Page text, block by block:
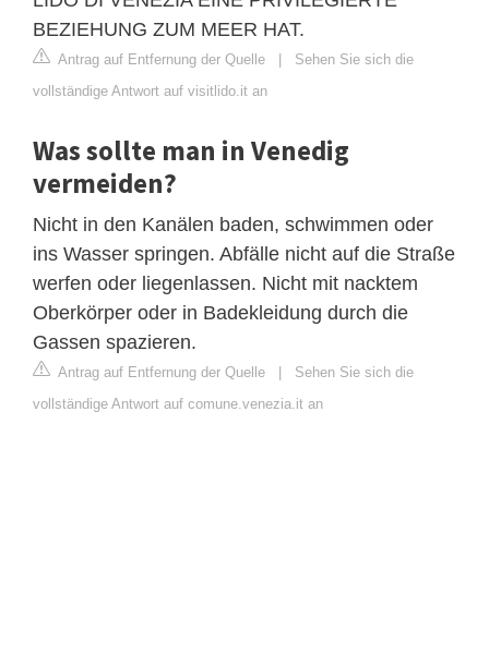
BEZIEHUNG ZUM MEER HAT.
Antrag auf Entfernung der Quelle | Sehen Sie sich die
vollständige Antwort auf visitlido.it an
Was sollte man in Venedig
vermeiden?
Nicht in den Kanälen baden, schwimmen oder
ins Wasser springen. Abfälle nicht auf die Straße
werfen oder liegenlassen. Nicht mit nacktem
Oberkörper oder in Badekleidung durch die
Gassen spazieren.
Antrag auf Entfernung der Quelle | Sehen Sie sich die
vollständige Antwort auf comune.venezia.it an